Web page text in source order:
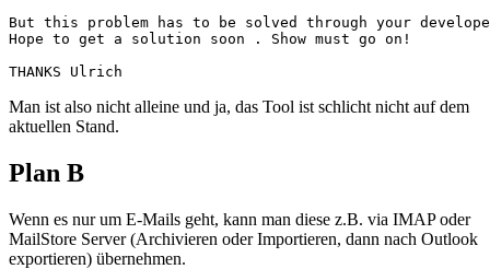
But this problem has to be solved through your
Hope to get a solution soon . Show must go on!
THANKS Ulrich
Man ist also nicht alleine und ja, das Tool ist schlicht nicht auf dem
aktuellen Stand.
Plan B
Wenn es nur um E-Mails geht, kann man diese z.B. via IMAP oder
MailStore Server (Archivieren oder Importieren, dann nach Outlook
exportieren) übernehmen.